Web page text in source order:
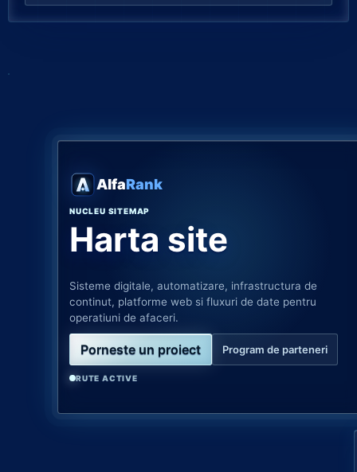
AlfaRank
NUCLEU SITEMAP
Harta site
Sisteme digitale, automatizare, infrastructura de
continut, platforme web si fluxuri de date pentru
operatiuni de afaceri.
Porneste un proiect Program de parteneri
RUTE ACTIVE